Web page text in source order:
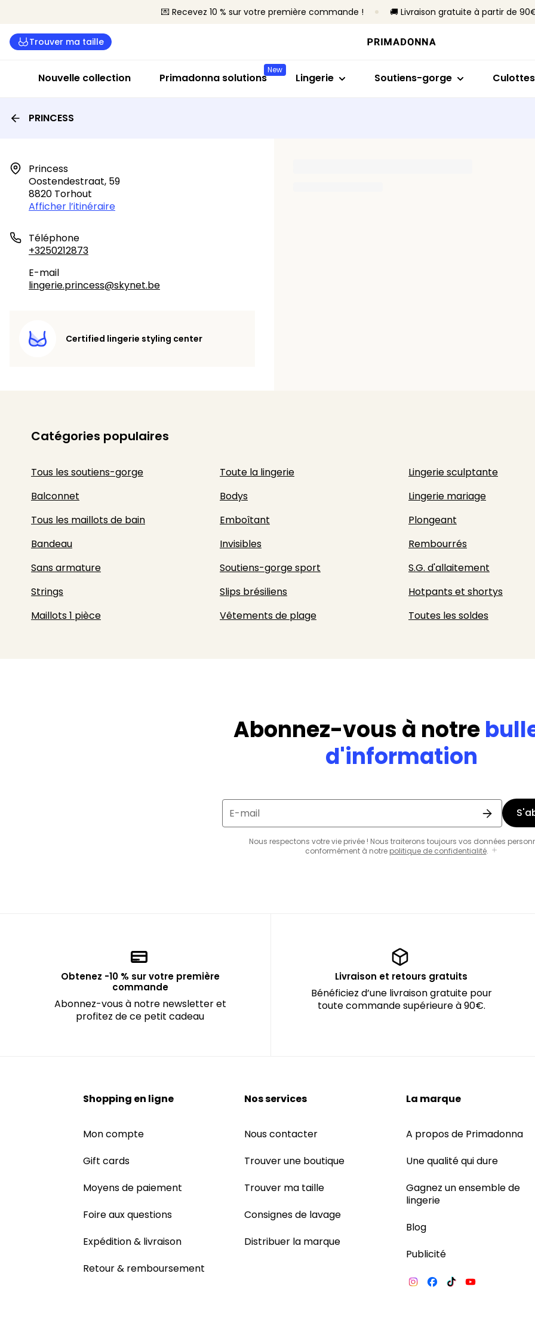
💌 Recevez 10 % sur votre première commande ! 🚚 Livraison gratuite à partir de
Trouver ma taille
Nouvelle collection
New
Primadonna solutions Lingerie
Culottes
Primadonna Twist
Soutiens-gorge
Bonnet D à E
Avec armatures
Culottes
Culottes
PRINCESS
Princess
Oostendestraat, 59
8820 Torhout
Afficher l’itinéraire
Téléphone
+3250212873
E-mail
lingerie.princess@skynet.be
Certified lingerie styling center
Catégories populaires
Tous les soutiens-gorge Toute la lingerie Lingerie sculptante
Balconnet
Bodys Lingerie mariage
Tous les maillots de bain
Emboîtant Plongeant
Bandeau
Invisibles Rembourrés
Sans armature
Soutiens-gorge sport S.G. d'allaitement
Strings
Slips brésiliens Hotpants et shortys
Maillots 1 pièce
Vêtements de plage Toutes les soldes
Abonnez-vous à notre
d'information
E-mail
Nous respectons votre vie privée ! Nous traiterons toujours vos données
conformément à notre politique de confidentialité.
Obtenez -10 % sur votre première
commande
Abonnez-vous à notre newsletter et
profitez de ce petit cadeau
Livraison et retours gratuits
Bénéficiez d’une livraison gratuite pour
toute commande supérieure à 90€.
Shopping en ligne
Mon compte
Gift cards
Moyens de paiement
Foire aux questions
Expédition & livraison
Retour & remboursement
Nos services
Nous contacter
Trouver une boutique
Trouver ma taille
Consignes de lavage
Distribuer la marque
La marque
A propos de Primadonna
Une qualité qui dure
Gagnez un ensemble de
lingerie
Blog
Publicité